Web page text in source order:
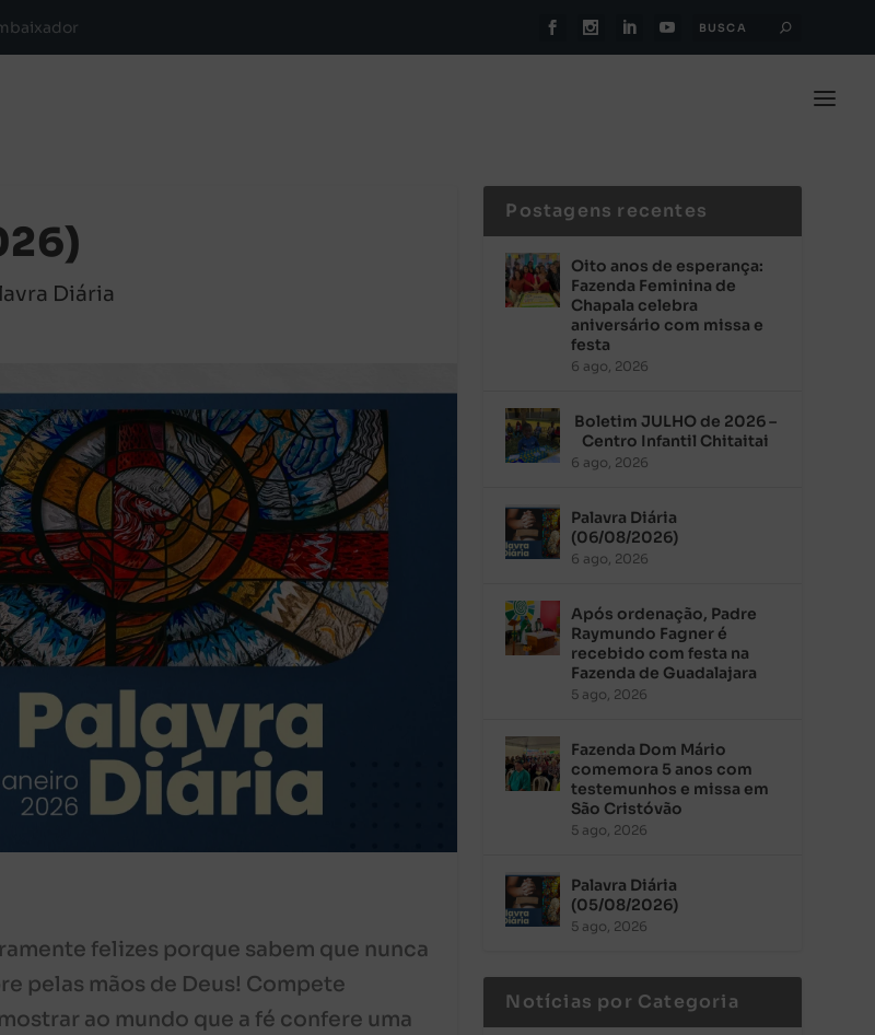
Diária
felizes porque sabem que nunca
pelas mãos de Deus! Compete
ao mundo que a fé confere uma
Postagens recentes
Oito anos de esperança:
Fazenda Feminina de
Chapala celebra
aniversário com missa e
festa
6 ago, 2026
Boletim JULHO de 2026 –
Centro Infantil Chitaitai
6 ago, 2026
Palavra Diária
(06/08/2026)
6 ago, 2026
Após ordenação, Padre
Raymundo Fagner é
recebido com festa na
Fazenda de Guadalajara
5 ago, 2026
Fazenda Dom Mário
comemora 5 anos com
testemunhos e missa em
São Cristóvão
5 ago, 2026
Palavra Diária
(05/08/2026)
5 ago, 2026
Notícias por Categoria